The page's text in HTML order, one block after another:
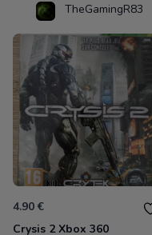
TheGamingR83
4.90 €
Crysis 2 Xbox 360